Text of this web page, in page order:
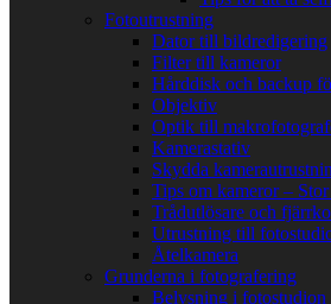
Fotoutrustning
Dator till bildredigering
Filter till kameror
Hårddisk och backup
Objektiv
Optik till
Kamerastativ
Skydda
Tips om kameror –
Trådutlösare och
Utrustning till
Åtelkamera
Grunderna i fotografering
Belysning i fotostudion